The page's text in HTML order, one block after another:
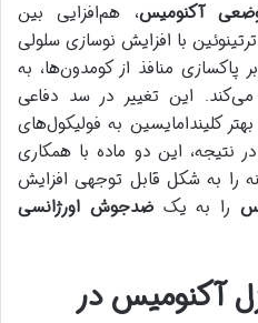
آکنومیس، هم‌افزایی بین
با افزایش نوسازی سلولی
پاکسازی منافذ از کومدون‌ها، به
این تغییر در سد دفاعی
کلیندامایسین به فولیکول‌های
نتیجه، این دو ماده با همکاری
را به شکل قابل توجهی افزایش
را به یکضدجوش اورژانسی
آکنومیس در